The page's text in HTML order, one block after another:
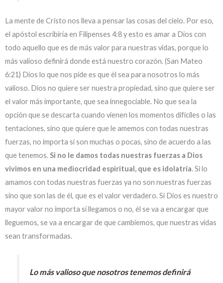
La mente de Cristo nos lleva a pensar las cosas del cielo. Por eso,
el apóstol escribiría en Filipenses 4:8 y esto es amar a Dios con
todo aquello que es de más valor para nuestras vidas, porque lo
más valioso definirá donde está nuestro corazón. (San Mateo
6:21) Dios lo que nos pide es que él sea para nosotros lo más
valioso. Dios no quiere ser nuestra propiedad, sino que quiere ser
el valor más importante, que sea innegociable. No que sea la
opción que se descarta cuando vienen los momentos difíciles o las
tentaciones, sino que quiere que le amemos con todas nuestras
fuerzas, no importa si son muchas o pocas, sino de acuerdo a las
que tenemos.Si no le damos todas nuestras fuerzas a Dios
vivimos en una mediocridad espiritual, que es idolatría. Si lo
amamos con todas nuestras fuerzas ya no son nuestras fuerzas
sino que son las de él, que es el valor verdadero. Si Dios es nuestro
mayor valor no importa si llegamos o no, él se va a encargar que
lleguemos, se va a encargar de que cambiemos, que nuestras vidas
sean transformadas.
Lo más valioso que nosotros tenemos definirá